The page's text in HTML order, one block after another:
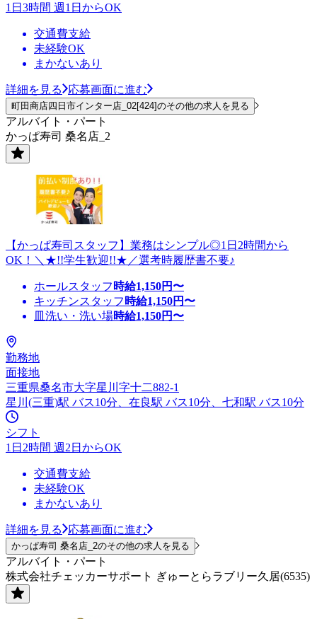
1日3時間 週1日からOK
交通費支給
未経験OK
まかないあり
詳細を見る 応募画面に進む
町田商店四日市インター店_02[424]のその他の求人を見る
アルバイト・パート
かっぱ寿司 桑名店_2
【かっぱ寿司スタッフ】業務はシンプル◎1日2時間から
OK！＼★!!学生歓迎!!★／選考時履歴書不要♪
ホールスタッフ 時給1,150円〜
キッチンスタッフ 時給1,150円〜
皿洗い・洗い場時給1,150円〜
勤務地
面接地
三重県桑名市大字星川字十二882-1
星川(三重)駅 バス10分、在良駅 バス10分、七和駅 バス10分
シフト
1日2時間 週2日からOK
交通費支給
未経験OK
まかないあり
詳細を見る 応募画面に進む
かっぱ寿司 桑名店_2のその他の求人を見る
アルバイト・パート
株式会社チェッカーサポート ぎゅーとらラブリー久居(6535)